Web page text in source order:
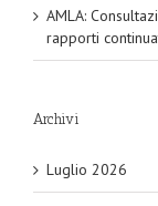
AMLA:
rapporti
Archivi
Luglio 2026